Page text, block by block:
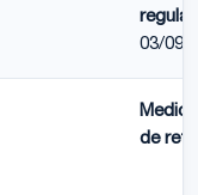
03/09/
de